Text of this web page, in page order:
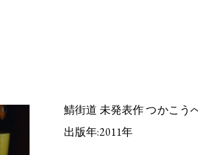
鯖街道 未発表作 つかこう
出版年:2011年